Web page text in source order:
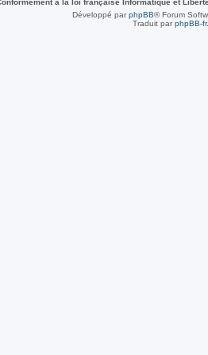
à la loi française Informatique et
Développé parphpBB® Forum
Traduit parphpBB-